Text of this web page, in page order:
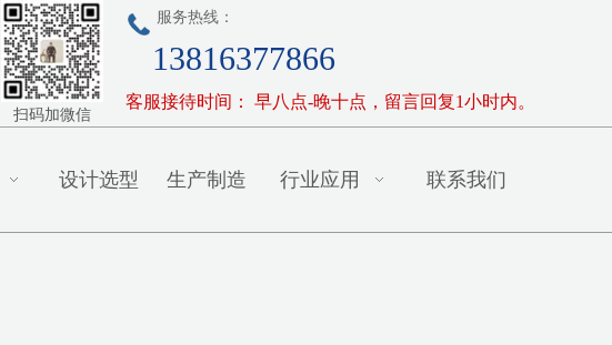
扫码加微信
服务热线：
13816377866
客服接待时间： 早八点-晚十点，留言回复1小时内。
设计选型 生产制造 行业应用 联系我们